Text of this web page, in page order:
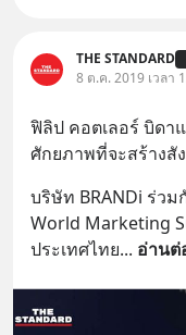
THE STANDARD
8 ต.ค. 2019 เวลา
ฟิลิป คอตเลอร์ บิดา
ศักยภาพที่จะสร้างสั
บริษัท BRANDi ร่ว
World Marketing
ประเทศไทย... อ่านต่